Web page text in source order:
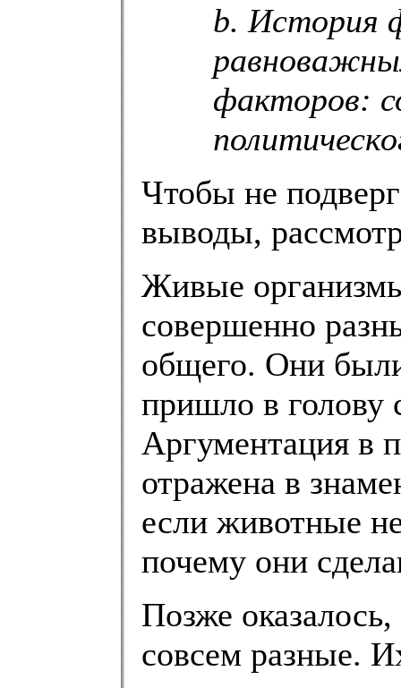
b. История
факторов:
Чтобы не
выводы,
Живые организмы
совершенно
общего. Они
пришло в голову
Аргументация в
отражена в
если животные
почему они
Позже
совсем разные.